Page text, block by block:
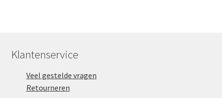
Klantenservice
Veel gestelde vragen
Retourneren